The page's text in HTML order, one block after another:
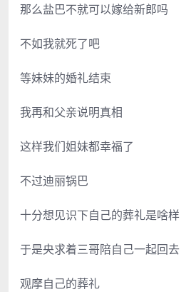
那么盐巴不就可以嫁给新郎吗
不如我就死了吧
等妹妹的婚礼结束
我再和父亲说明真相
这样我们姐妹都幸福了
不过迪丽锅巴
十分想见识下自己的葬礼是啥样
于是央求着三哥陪自己一起回去
观摩自己的葬礼